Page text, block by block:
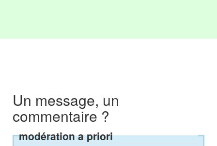
Un message, un
commentaire ?
modération a priori